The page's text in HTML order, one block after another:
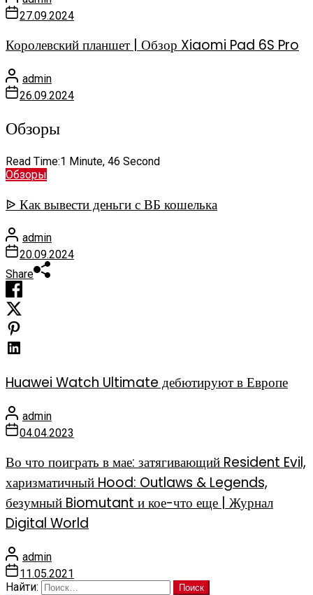
27.09.2024
Королевский планшет | Обзор Xiaomi Pad 6S Pro
admin
26.09.2024
Обзоры
Read Time:1 Minute, 46 Second
Обзоры
ᐉ Как вывести деньги с ВБ кошелька
admin
20.09.2024
Share
Huawei Watch Ultimate дебютируют в Европе
admin
04.04.2023
Во что поиграть в мае: затягивающий Resident Evil,
харизматичный Hood: Outlaws & Legends,
безумный Biomutant и кое-что еще | Журнал
Digital World
admin
11.05.2021
Найти: